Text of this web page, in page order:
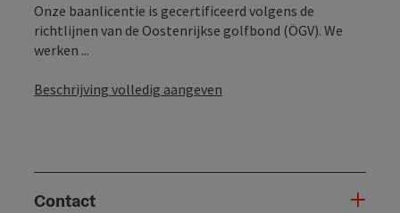
Onze baanlicentie is gecertificeerd volgens de
richtlijnen van de Oostenrijkse golfbond (ÖGV). We
werken ...
Beschrijving volledig aangeven
Contact